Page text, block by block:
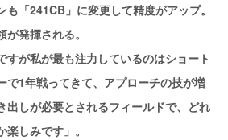
「241CB」に変更して精度がアップ。
発揮される。
すが私が最も注力しているのはショート
で1年戦ってきて、アプローチの技が増
出しが必要とされるフィールドで、どれ
しみです」。